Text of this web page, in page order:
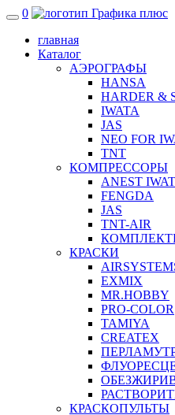
0
главная
Каталог
АЭРОГРАФЫ
HANSA
HARDER &
IWATA
JAS
NEO FOR
TNT
КОМПРЕССОРЫ
ANEST
FENGDA
JAS
TNT-AIR
КРАСКИ
EXMIX
MR.HOBBY
PRO-COLOR
TAMIYA
CREATEX
КРАСКОПУЛЬТЫ